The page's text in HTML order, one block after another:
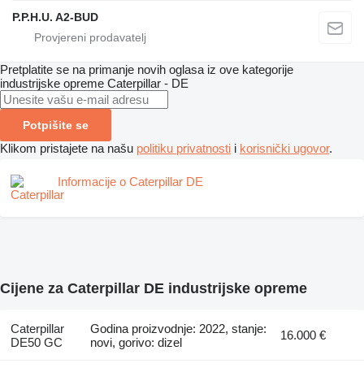
P.P.H.U. A2-BUD
Pretplatite se na primanje novih oglasa iz ove kategorije
industrijske opreme Caterpillar - DE
Potpišite se
Klikom pristajete na našu politiku privatnosti i korisnički ugovor.
Informacije o Caterpillar DE
Cijene za Caterpillar DE industrijske opreme
Caterpillar
DE50 GC
Godina proizvodnje: 2022, stanje:
novi, gorivo: dizel
16.000 €